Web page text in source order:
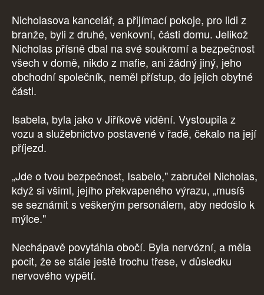
Nicholasova kancelář, a přijímací pokoje, pro lidi z
branže, byli z druhé, venkovní, části domu. Jelikož
Nicholas přísně dbal na své soukromí a bezpečnost
všech v domě, nikdo z mafie, ani žádný jiný, jeho
obchodní společník, neměl přístup, do jejich obytné
části.
Isabela, byla jako v Jiříkově vidění. Vystoupila z
vozu a služebnictvo postavené v řadě, čekalo na její
příjezd.
„Jde o tvou bezpečnost, Isabelo," zabručel Nicholas,
když si všiml, jejího překvapeného výrazu, „musíš
se seznámit s veškerým personálem, aby nedošlo k
mýlce."
Nechápavě povytáhla obočí. Byla nervózní, a měla
pocit, že se stále ještě trochu třese, v důsledku
nervového vypětí.